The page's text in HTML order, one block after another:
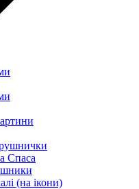
Спаса
(на ікони)